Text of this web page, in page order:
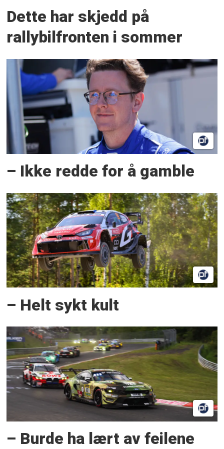
Dette har skjedd på
rallybilfronten i sommer
– Ikke redde for å gamble
– Helt sykt kult
– Burde ha lært av feilene